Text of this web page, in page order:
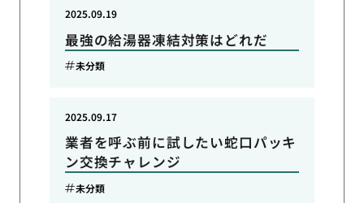
最強の給湯器凍結対策はどれだ
2025.09.19
未分類
業者を呼ぶ前に試したい蛇口パッキ
ン交換チャレンジ
2025.09.17
未分類